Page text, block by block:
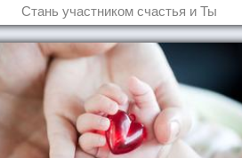
Стань участником счастья и Ты